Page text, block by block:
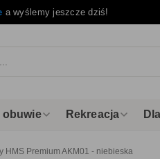
a wyślemy jeszcze dziś!
obuwie Rekreacja
HMS Premium AKM01 - niebieska